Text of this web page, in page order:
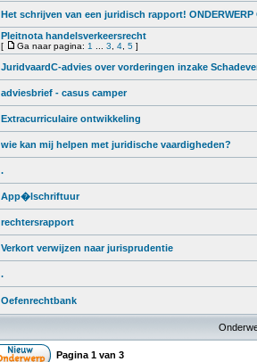
Het schrijven van een juridisch rapport! ONDERWERP
Pleitnota handelsverkeersrecht
[ Ga naar pagina: 1 3 4 5 ]
JuridvaardC-advies over vorderingen inzake
adviesbrief - casus camper
Extracurriculaire ontwikkeling
wie kan mij helpen met juridische vaardigheden?
.
App�lschriftuur
rechtersrapport
Verkort verwijzen naar jurisprudentie
.
Oefenrechtbank
Pagina 1 van 3